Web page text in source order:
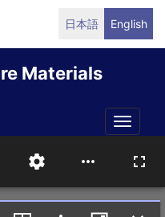
日本語 English
Materials
Toggle